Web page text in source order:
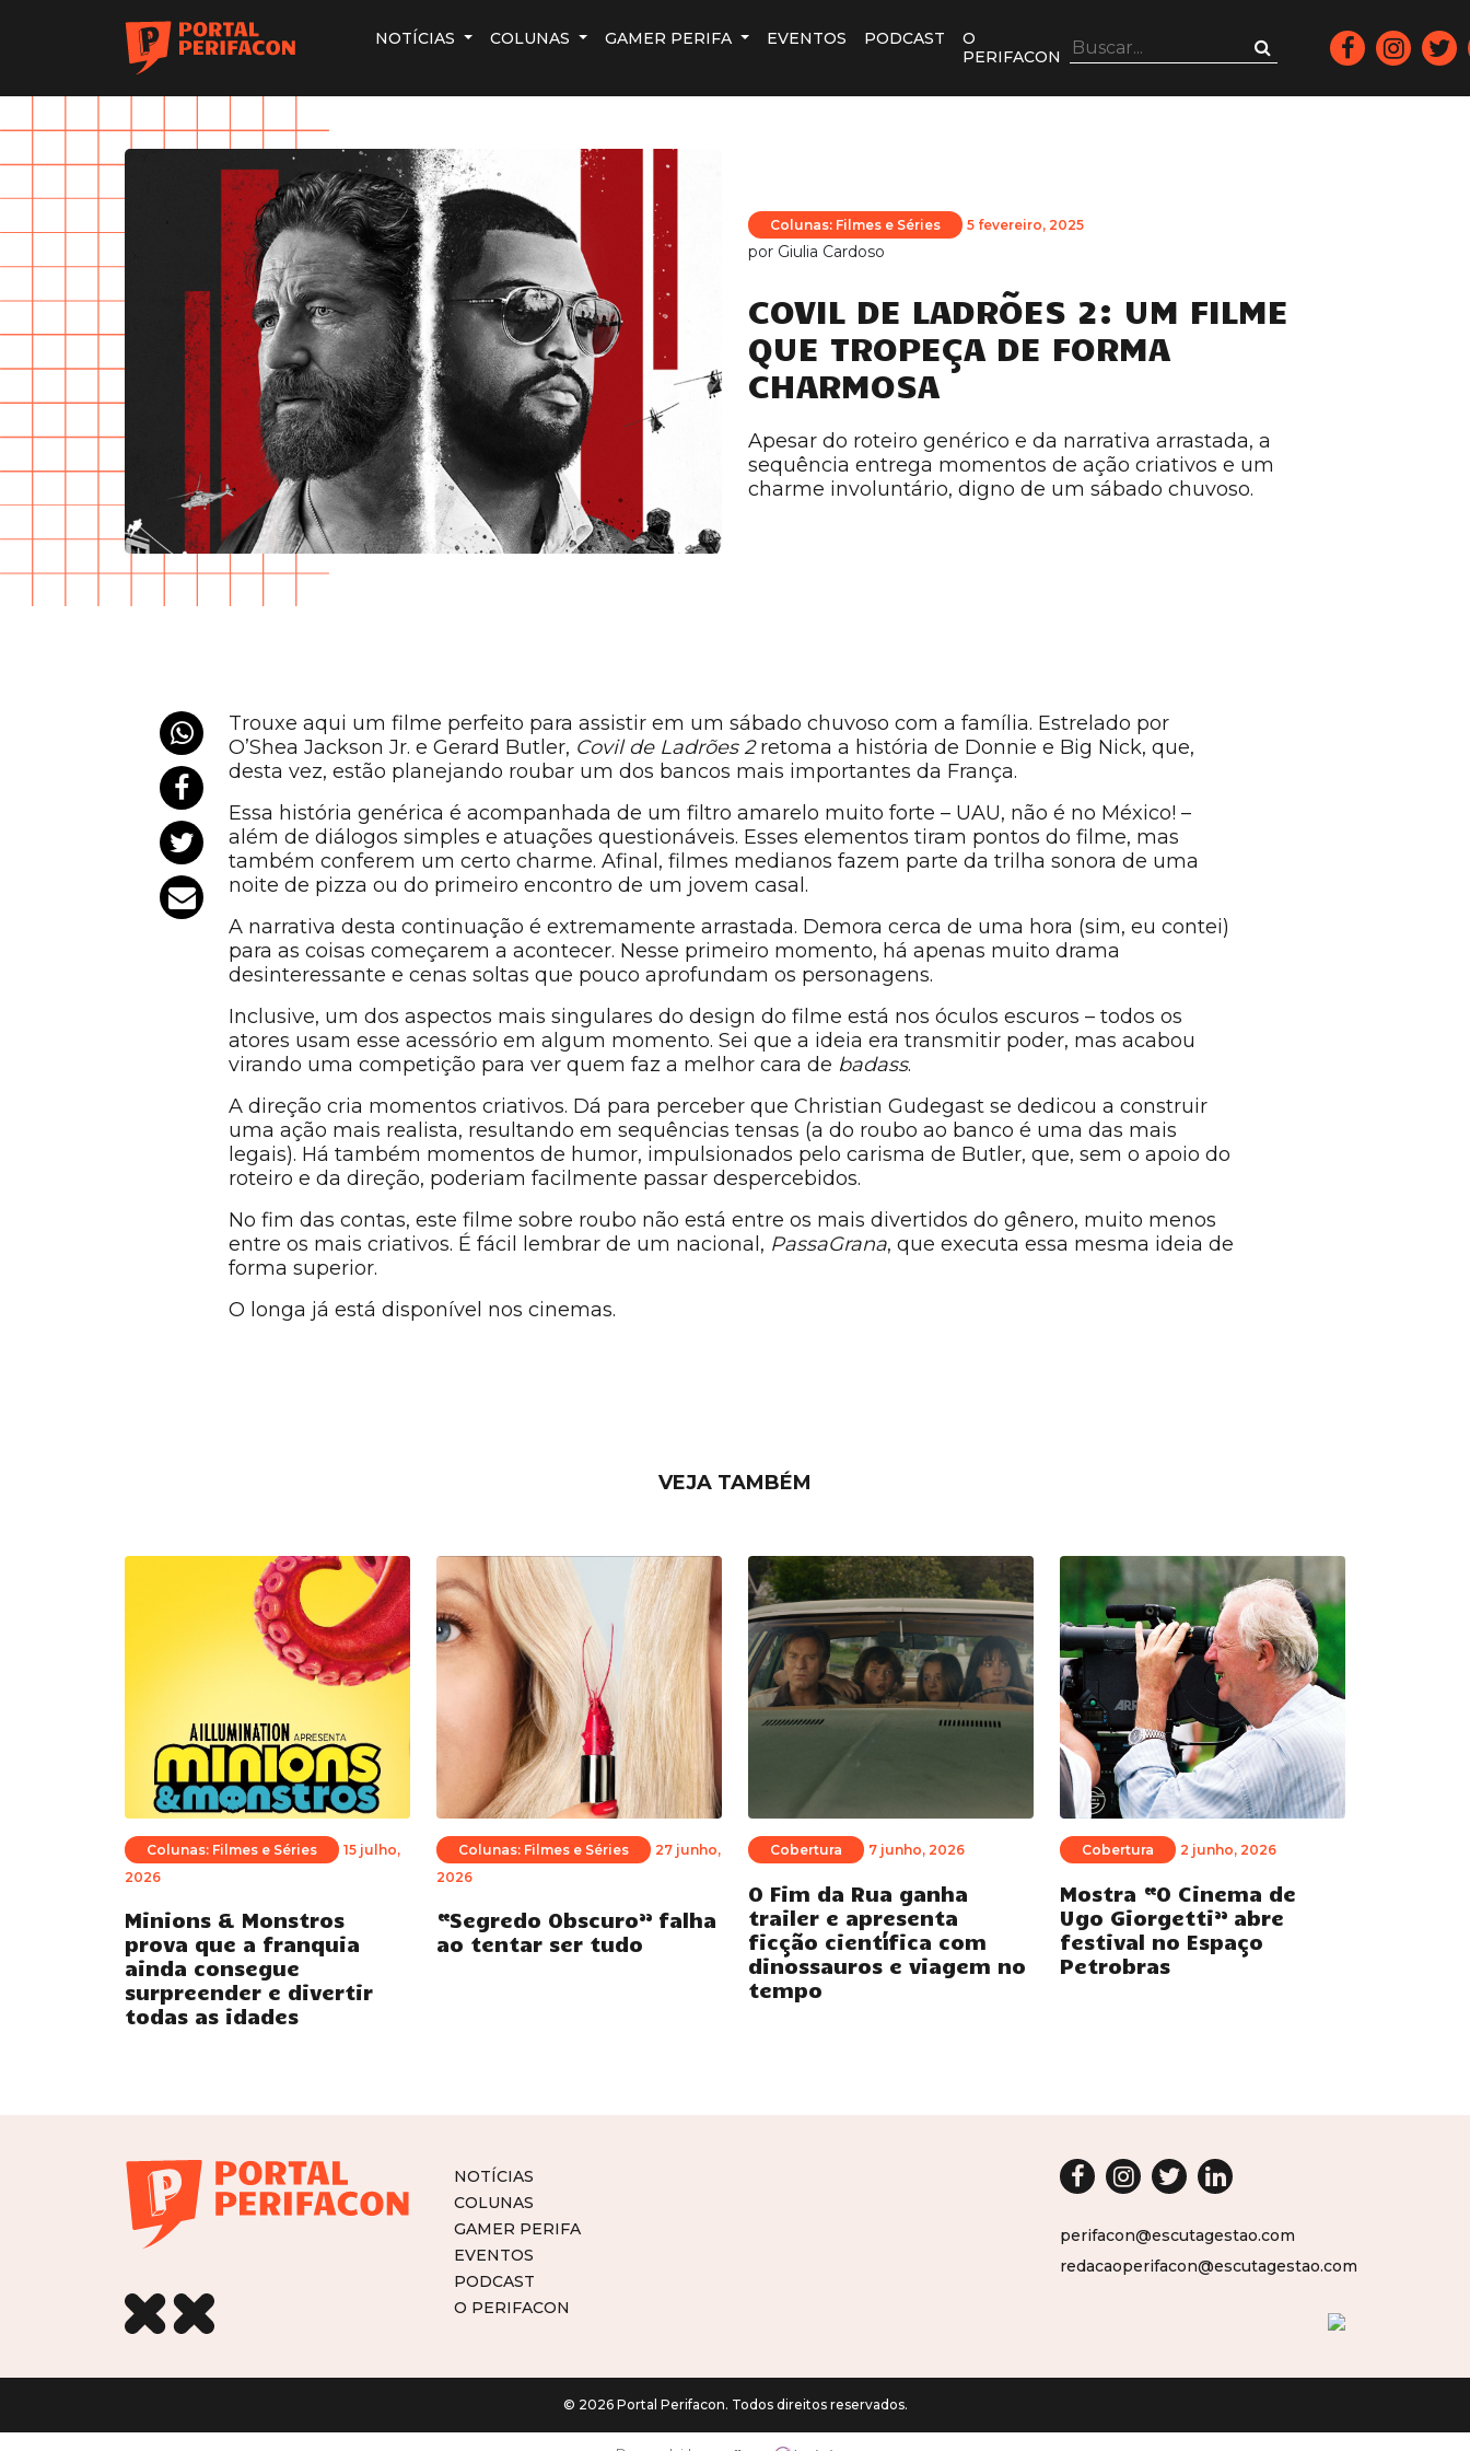
NOTÍCIAS COLUNAS GAMER PERIFA EVENTOS PODCAST
O
PERIFACON
Colunas: Filmes e Séries 5 fevereiro, 2025
por Giulia Cardoso
COVIL DE LADRÕES 2: UM FILME
QUE TROPEÇA DE FORMA
CHARMOSA
Apesar do roteiro genérico e da narrativa arrastada, a
sequência entrega momentos de ação criativos e um
charme involuntário, digno de um sábado chuvoso.
Trouxe aqui um filme perfeito para assistir em um sábado chuvoso com a família. Estrelado por
O’Shea Jackson Jr. e Gerard Butler, Covil de Ladrões 2retoma a história de Donnie e Big Nick, que,
desta vez, estão planejando roubar um dos bancos mais importantes da França.
Essa história genérica é acompanhada de um filtro amarelo muito forte – UAU, não é no México! –
além de diálogos simples e atuações questionáveis. Esses elementos tiram pontos do filme, mas
também conferem um certo charme. Afinal, filmes medianos fazem parte da trilha sonora de uma
noite de pizza ou do primeiro encontro de um jovem casal.
A narrativa desta continuação é extremamente arrastada. Demora cerca de uma hora (sim, eu contei)
para as coisas começarem a acontecer. Nesse primeiro momento, há apenas muito drama
desinteressante e cenas soltas que pouco aprofundam os personagens.
Inclusive, um dos aspectos mais singulares do design do filme está nos óculos escuros – todos os
atores usam esse acessório em algum momento. Sei que a ideia era transmitir poder, mas acabou
virando uma competição para ver quem faz a melhor cara de badass.
A direção cria momentos criativos. Dá para perceber que Christian Gudegast se dedicou a construir
uma ação mais realista, resultando em sequências tensas (a do roubo ao banco é uma das mais
legais). Há também momentos de humor, impulsionados pelo carisma de Butler, que, sem o apoio do
roteiro e da direção, poderiam facilmente passar despercebidos.
No fim das contas, este filme sobre roubo não está entre os mais divertidos do gênero, muito menos
entre os mais criativos. É fácil lembrar de um nacional, PassaGrana, que executa essa mesma ideia de
forma superior.
O longa já está disponível nos cinemas.
VEJA TAMBÉM
Colunas: Filmes e Séries
15 julho,
2026
Minions & Monstros
prova que a franquia
ainda consegue
surpreender e divertir
todas as idades
Colunas: Filmes e Séries
27 junho,
2026
“Segredo Obscuro” falha
ao tentar ser tudo
Cobertura 7 junho, 2026
O Fim da Rua ganha
trailer e apresenta
ficção científica com
dinossauros e viagem no
tempo
Cobertura 2 junho, 2026
Mostra “O Cinema de
Ugo Giorgetti” abre
festival no Espaço
Petrobras
NOTÍCIAS
COLUNAS
GAMER PERIFA
EVENTOS
PODCAST
O PERIFACON
perifacon@escutagestao.com
redacaoperifacon@escutagestao.com
© 2026 Portal Perifacon. Todos direitos reservados.